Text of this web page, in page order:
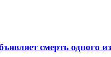
смерть одного